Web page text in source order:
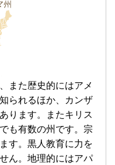
また歴史的にはアメ
られるほか、カンザ
ります。またキリス
も有数の州です。宗
す。黒人教育に力を
ん。地理的にはアパ